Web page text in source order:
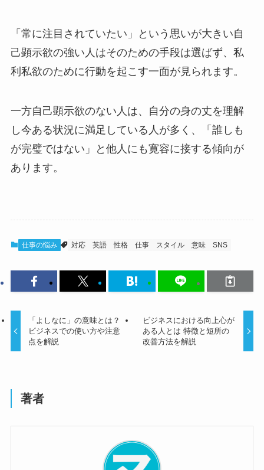
「常に注目されていたい」という思いが大きい自
己顕示欲の強い人はそのための手段は選ばず、私
利私欲のために行動を起こす一面が見られます。
一方自己顕示欲のない人は、自分の身の丈を理解
し今ある状況に満足している人が多く、「誰しも
が完璧ではない」と他人にも寛容に接する傾向が
あります。
仕事の悩み 対応 英語 性格 仕事 スタイル 意味 SNS
「よしなに」の意味とは？
ビジネスでの使い方や注意
点を解説
ビジネスにおける向上心が
ある人とは 特徴と短所の
改善方法を解説
著者